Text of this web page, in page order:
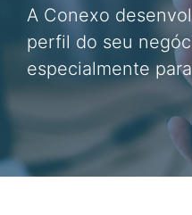
A Conexo
perfil do seu
especialmente